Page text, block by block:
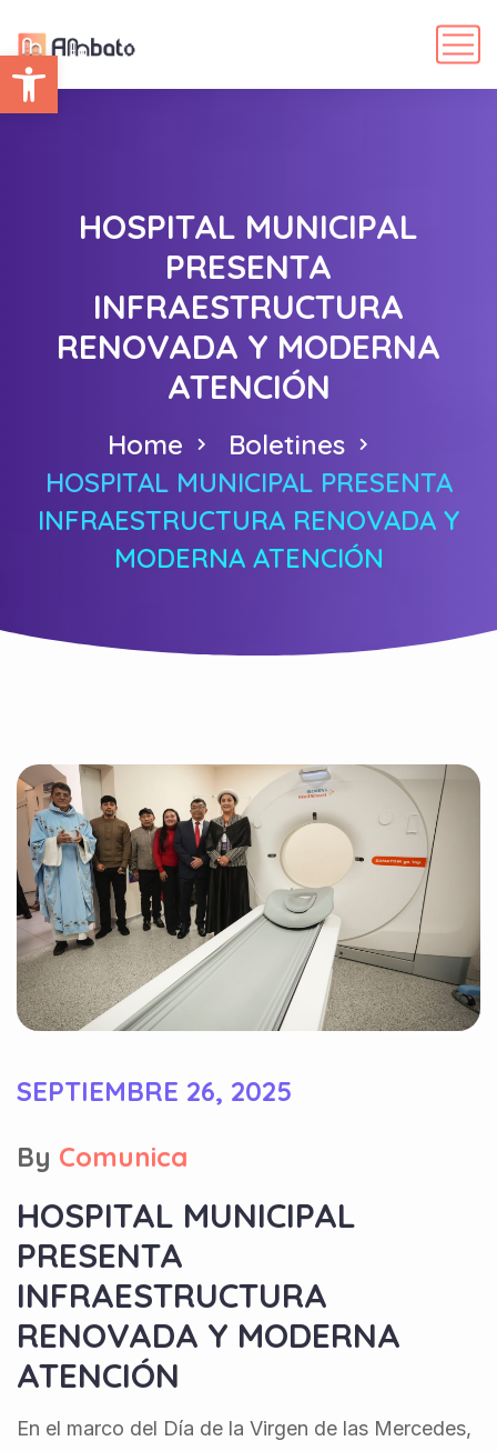
Abrir barra de herramientas
HOSPITAL MUNICIPAL
PRESENTA
INFRAESTRUCTURA
RENOVADA Y MODERNA
ATENCIÓN
Home
Boletines
HOSPITAL MUNICIPAL PRESENTA
INFRAESTRUCTURA RENOVADA Y
MODERNA ATENCIÓN
SEPTIEMBRE 26, 2025
By Comunica
HOSPITAL MUNICIPAL
PRESENTA
INFRAESTRUCTURA
RENOVADA Y MODERNA
ATENCIÓN
En el marco del Día de la Virgen de las Mercedes,